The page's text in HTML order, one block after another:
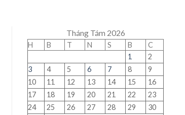
Tháng Tám 2026
H B T N S B
C
1
2
3
4 5 6 7 8
9
10
11 12 13 14 15
16
17
18 19 20 21 22
23
24
25 26 27 28 29
30